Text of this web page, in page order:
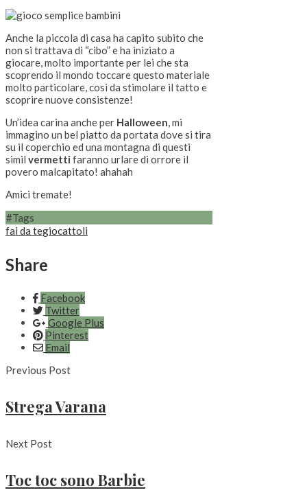
Anche la piccola di casa ha capito subito che
non si trattava di “cibo” e ha iniziato a
giocare, molto importante per lei che sta
scoprendo il mondo toccare questo materiale
molto particolare, così da stimolare il tatto e
scoprire nuove consistenze!
Un’idea carina anche per Halloween, mi
immagino un bel piatto da portata dove si tira
su il coperchio ed una montagna di questi
simil vermetti faranno urlare di orrore il
povero malcapitato! ahahah
Amici tremate!
#Tags
fai da tegiocattoli
Share
Facebook
Twitter
Google Plus
Pinterest
Email
Previous Post
Strega Varana
Next Post
Toc toc sono Barbie